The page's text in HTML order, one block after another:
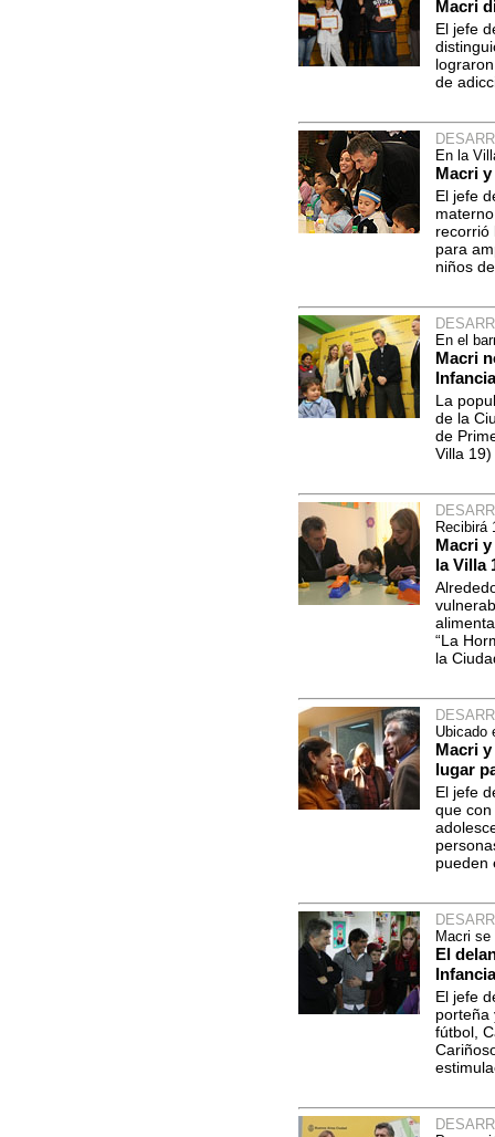
Macri
El jefe
de
En la
Macri
El jefe
recorrió
para
niños
En el
Macri
La
de la
de
Villa
Recibirá
Macri
la Villa
“La
la
Ubicado
Macri
lugar
El jefe
que
pueden
Macri
El
El jefe
porteña
fútbol,